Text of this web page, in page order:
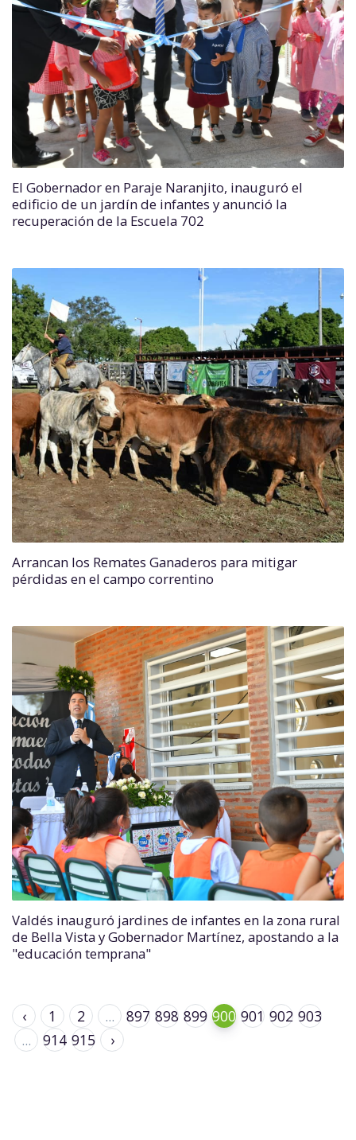
El Gobernador en Paraje Naranjito, inauguró el
edificio de un jardín de infantes y anunció la
recuperación de la Escuela 702
Arrancan los Remates Ganaderos para mitigar
pérdidas en el campo correntino
Valdés inauguró jardines de infantes en la zona rural
de Bella Vista y Gobernador Martínez, apostando a la
"educación temprana"
‹ 1 2 ... 897 898 899 900 901 902 903
...
914 915 ›